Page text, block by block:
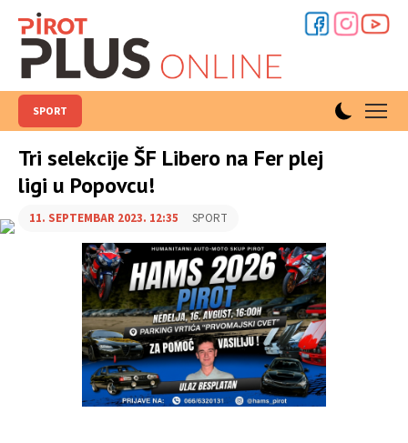
SPORT
Tri selekcije ŠF Libero na Fer plej
ligi u Popovcu!
11. SEPTEMBAR 2023. 12:35 SPORT